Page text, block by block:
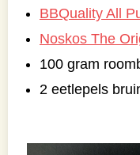
BBQuality All
Noskos The
100 gram
2 eetlepels